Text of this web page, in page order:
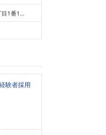
1番1...
験者採用